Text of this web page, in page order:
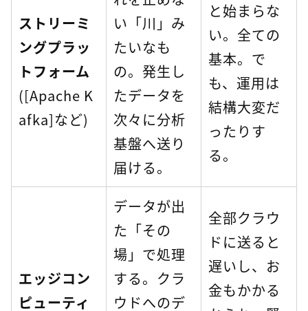
ストリーミ
ングプラッ
トフォーム
([Apache K
afka]など)
い「川」み
たいなも
の。発生し
たデータを
次々に分析
基盤へ送り
届ける。
と始まらな
い。全ての
基本。で
も、運用は
結構大変だ
ったりす
る。
エッジコン
ピューティ
データが出
た「その
場」で処理
する。クラ
ウドへのデ
全部クラウ
ドに送ると
遅いし、お
金もかかる